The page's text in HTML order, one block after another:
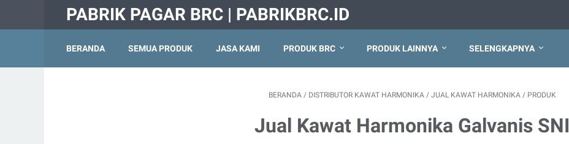
PABRIK PAGAR BRC | PABRIKBRC.ID
BERANDA SEMUA PRODUK JASA KAMI PRODUK BRC PRODUK LAINNYA SELENGKAPNYA
BERANDA / DISTRIBUTOR KAWAT HARMONIKA / JUAL KAWAT HARMONIKA / PRODUK
Jual Kawat Harmonika Galvanis SNI